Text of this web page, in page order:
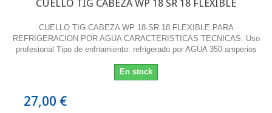
CUELLO TIG CABEZA WP 18 SR 18 FLEXIBLE
CUELLO TIG-CABEZA WP 18-SR 18 FLEXIBLE PARA
REFRIGERACION POR AGUA CARACTERISTICAS TECNICAS: Uso
profesional Tipo de enfriamiento: refrigerado por AGUA 350 amperios
En stock
27,00 €